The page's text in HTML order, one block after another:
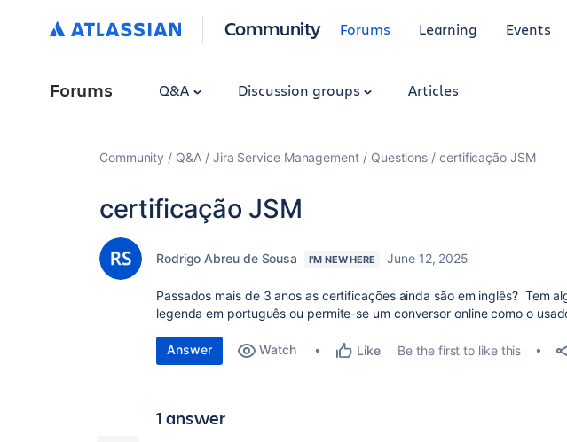
Community Forums Learning Events
Forums Q&A Discussion groups Articles
Community Q&A Jira Service Management Questions certificação JSM
certificação JSM
Rodrigo Abreu de Sousa I'M NEW HERE June 12, 2025
Passados mais de 3 anos as certificações ainda são em inglês? Tem
legenda em português ou permite-se um conversor online como o
Answer Watch Like Be the first to like this
1 answer